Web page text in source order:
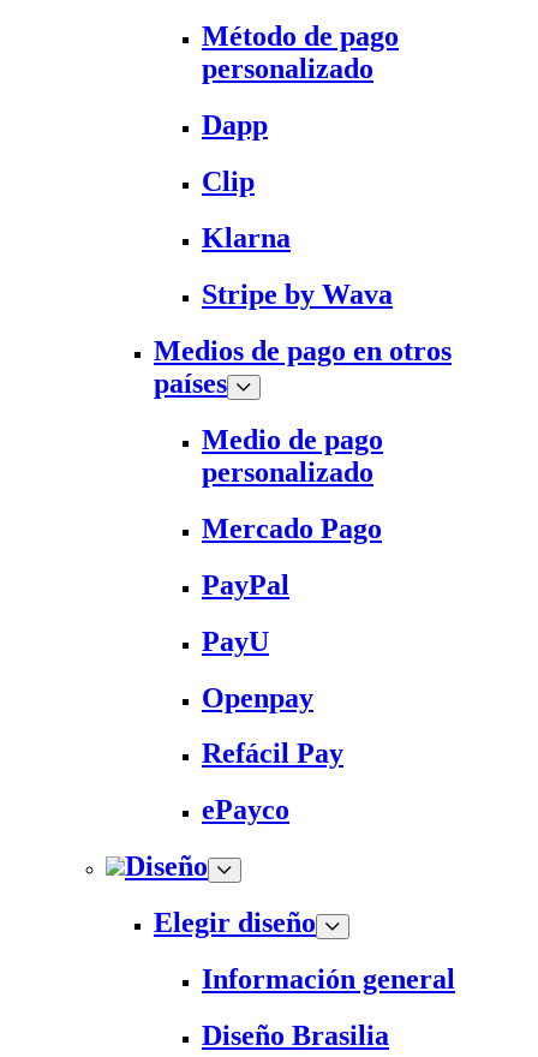
Método de pago
personalizado
Dapp
Clip
Klarna
Stripe by Wava
Medios de pago en otros
países
Medio de pago
personalizado
Mercado Pago
PayPal
PayU
Openpay
Refácil Pay
ePayco
Diseño
Elegir diseño
Información general
Diseño Brasilia